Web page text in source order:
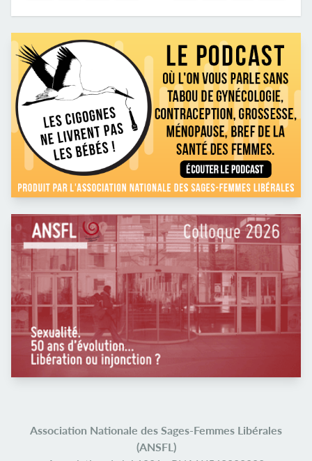
Association Nationale des Sages-Femmes Libérales
(ANSFL)